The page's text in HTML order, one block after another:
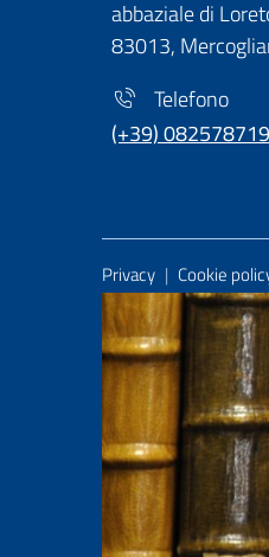
abbaziale di
83013,
Telefono
(+39)
Useful
Privacy | Cookie